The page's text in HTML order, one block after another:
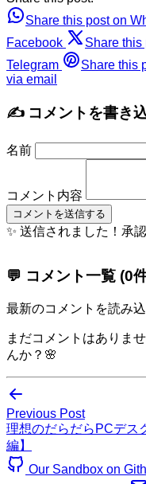
Share this post on
Facebook
Share this
Telegram
Share this
via email
✍️ コメントを書き
名前
コメント内容
コメントを送信する
✨ 送信されました！承
💬 コメント一覧 (0
最新のコメントを読み
まだコメントはありま
んか？🌸
Previous Post
理想のだらだらPCデス
編】
Our Sandbox on